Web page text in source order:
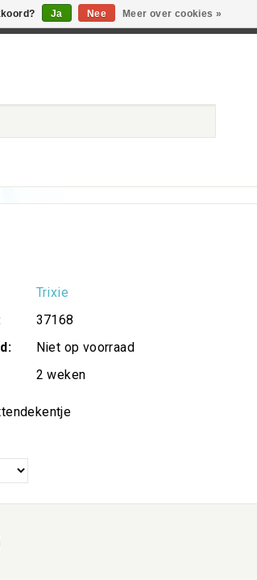
Trixie
37168
Niet op voorraad
2 weken
Ja Nee Meer over cookies »
• Snelle levering • Beste service